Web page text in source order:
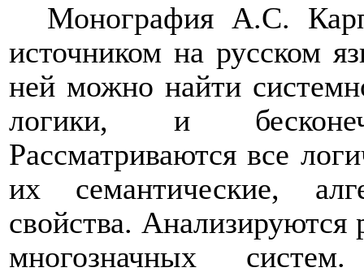
Монография А.С.
источником на русском
ней можно найти
логики, и
Рассматриваются все
их семантические,
свойства. Анализируются
многозначных